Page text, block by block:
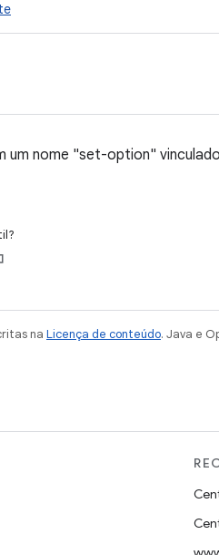
um nome "set-option"
na Licença de conteúdo. Java e